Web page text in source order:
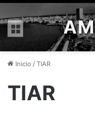
Menú
Inicio /TIAR
TIAR